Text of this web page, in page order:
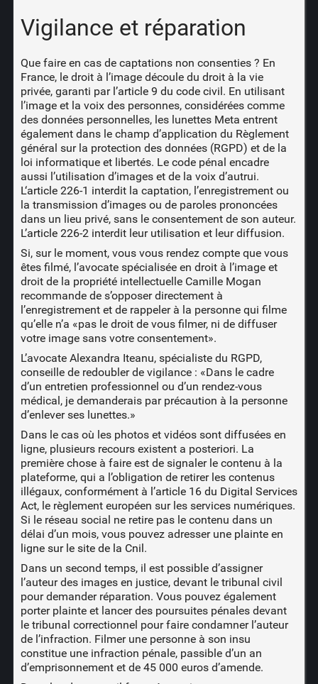
Vigilance et réparation
Que faire en cas de captations non consenties ? En
France, le droit à l’image découle du droit à la vie
privée, garanti par l’article 9 du code civil. En utilisant
l’image et la voix des personnes, considérées comme
des données personnelles, les lunettes Meta entrent
également dans le champ d’application du Règlement
général sur la protection des données (RGPD) et de la
loi informatique et libertés. Le code pénal encadre
aussi l’utilisation d’images et de la voix d’autrui.
L‘article 226-1 interdit la captation, l’enregistrement ou
la transmission d’images ou de paroles prononcées
dans un lieu privé, sans le consentement de son auteur.
L’article 226-2interdit leur utilisation et leur diffusion.
Si, sur le moment, vous vous rendez compte que vous
êtes filmé, l’avocate spécialisée en droit à l’image et
droit de la propriété intellectuelle Camille Mogan
recommande de s’opposer directement à
l’enregistrement et de rappeler à la personne qui filme
qu’elle n’a «pas le droit de vous filmer, ni de diffuser
votre image sans votre consentement».
L’avocate Alexandra Iteanu, spécialiste du RGPD,
conseille de redoubler de vigilance : «Dans le cadre
d’un entretien professionnel ou d’un rendez-vous
médical, je demanderais par précaution à la personne
d’enlever ses lunettes.»
Dans le cas où les photos et vidéos sont diffusées en
ligne, plusieurs recours existent a posteriori. La
première chose à faire est de signaler le contenu à la
plateforme, qui a l’obligation de retirer les contenus
illégaux, conformément à l’article 16 du Digital Services
Act, le règlement européen sur les services numériques.
Si le réseau social ne retire pas le contenu dans un
délai d’un mois, vous pouvez adresser une plainte en
ligne sur le site de la Cnil.
Dans un second temps, il est possible d’assigner
l’auteur des images en justice, devant le tribunal civil
pour demander réparation. Vous pouvez également
porter plainte et lancer des poursuites pénales devant
le tribunal correctionnel pour faire condamner l’auteur
de l’infraction. Filmer une personne à son insu
constitue une infraction pénale, passible d’un an
d’emprisonnement et de 45 000 euros d’amende.